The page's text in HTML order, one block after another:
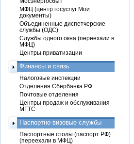
МФЦ (центр госуслуг Мои
документы)
Объединенные диспетчерские
службы (ОДС)
Службы одного окна (переехали в
МФЦ)
Центры приватизации
Финансы и связь
Налоговые инспекции
Отделения Сбербанка РФ
Почтовые отделения
Центры продаж и обслуживания
МГТС
Паспортно-визовые службы
Паспортные столы (паспорт РФ)
(переехали в МФЦ)